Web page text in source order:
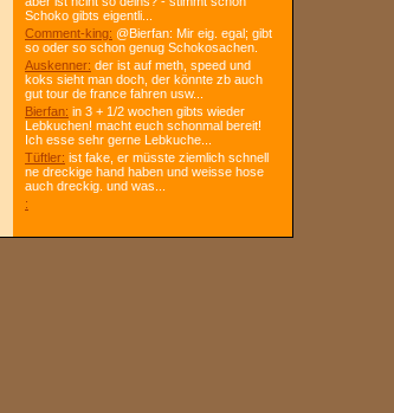
Schoko gibts eigentli...
Comment-king: @Bierfan: Mir eig. egal; gibt
so oder so schon genug Schokosachen.
Auskenner: der ist auf meth, speed und
koks sieht man doch, der könnte zb auch
gut tour de france fahren usw...
Bierfan: in 3 + 1/2 wochen gibts wieder
Lebkuchen! macht euch schonmal bereit!
Ich esse sehr gerne Lebkuche...
Tüftler: ist fake, er müsste ziemlich schnell
ne dreckige hand haben und weisse hose
auch dreckig. und was...
: